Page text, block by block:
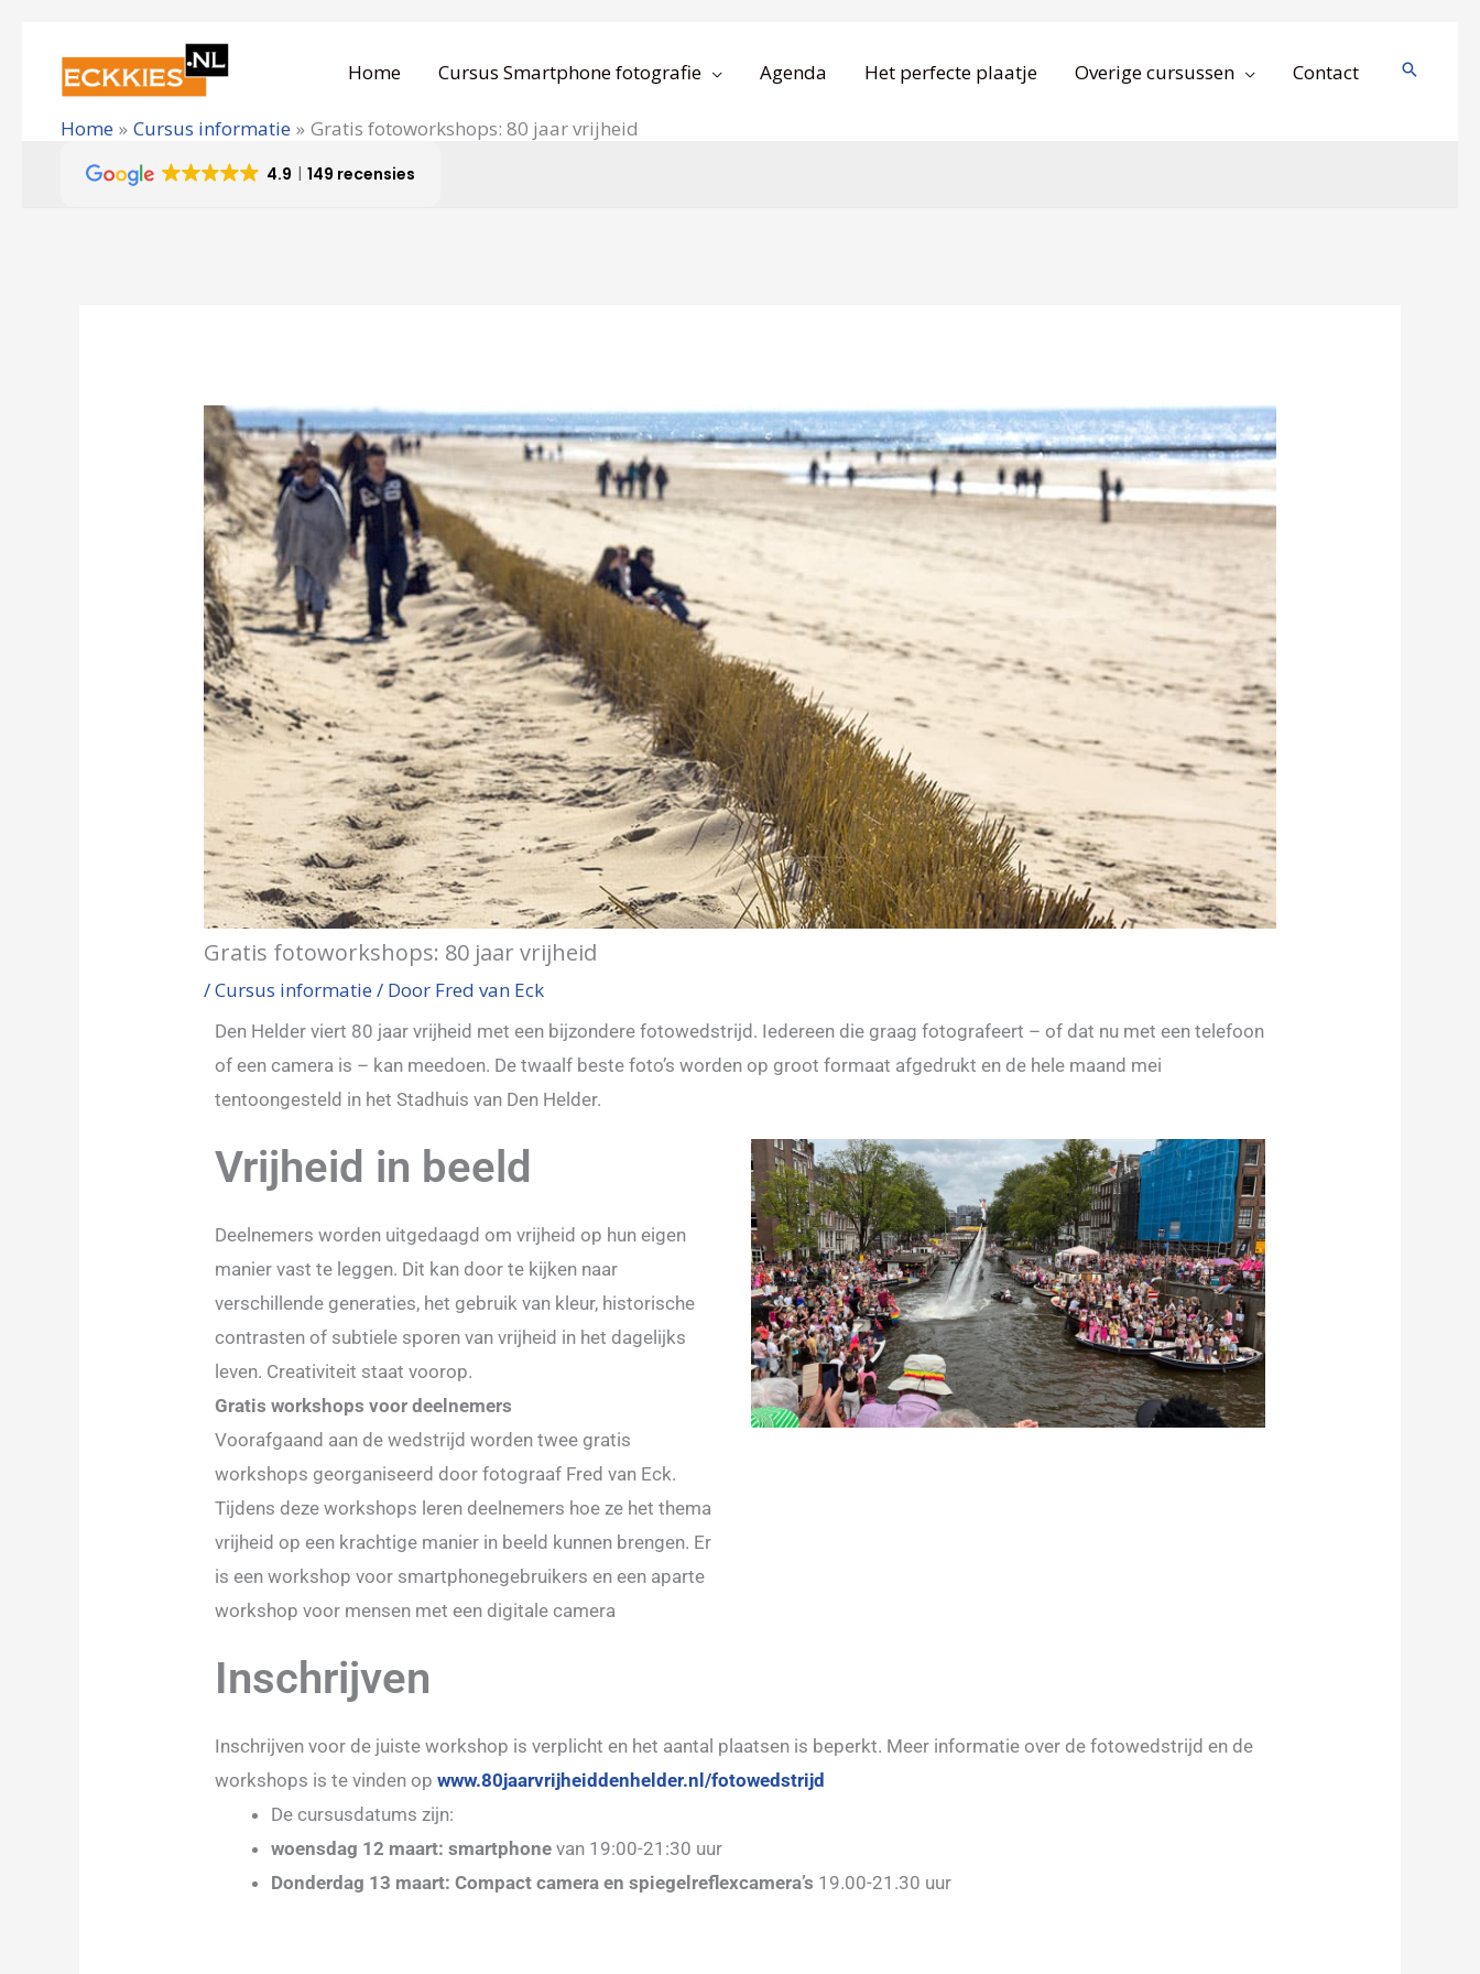
Home Cursus Smartphone fotografie Agenda Het perfecte plaatje Overige cursussen Contact Zoeken
Home Cursus informatie Gratis fotoworkshops: 80 jaar vrijheid
4.9 149 recensies
Gratis fotoworkshops: 80 jaar vrijheid
/Cursus informatie/ Door Fred van Eck
Den Helder viert 80 jaar vrijheid met een bijzondere fotowedstrijd. Iedereen die graag fotografeert – of dat nu met een telefoon
of een camera is – kan meedoen. De twaalf beste foto’s worden op groot formaat afgedrukt en de hele maand mei
tentoongesteld in het Stadhuis van Den Helder.
Vrijheid in beeld
Deelnemers worden uitgedaagd om vrijheid op hun eigen
manier vast te leggen. Dit kan door te kijken naar
verschillende generaties, het gebruik van kleur, historische
contrasten of subtiele sporen van vrijheid in het dagelijks
leven. Creativiteit staat voorop.
Gratis workshops voor deelnemers
Voorafgaand aan de wedstrijd worden twee gratis
workshops georganiseerd door fotograaf Fred van Eck.
Tijdens deze workshops leren deelnemers hoe ze het thema
vrijheid op een krachtige manier in beeld kunnen brengen. Er
is een workshop voor smartphonegebruikers en een aparte
workshop voor mensen met een digitale camera
Inschrijven
Inschrijven voor de juiste workshop is verplicht en het aantal plaatsen is beperkt. Meer informatie over de fotowedstrijd en de
workshops is te vinden opwww.80jaarvrijheiddenhelder.nl/fotowedstrijd
De cursusdatums zijn:
woensdag 12 maart: smartphone van 19:00-21:30 uur
Donderdag 13 maart: Compact camera en spiegelreflexcamera’s 19.00-21.30 uur